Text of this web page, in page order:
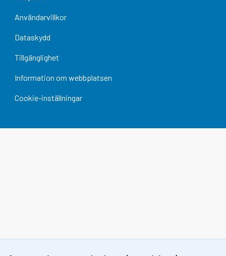
Användarvillkor
Dataskydd
Tillgänglighet
Information om webbplatsen
Cookie-inställningar